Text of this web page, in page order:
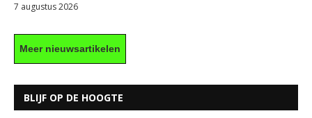
7 augustus 2026
Meer nieuwsartikelen
BLIJF OP DE HOOGTE